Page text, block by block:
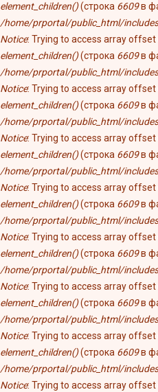
element_children()(строка 6609в
/home/prportal/public_html/
Notice: Trying to access array
element_children()(строка 6609в
/home/prportal/public_html/
Notice: Trying to access array
element_children()(строка 6609в
/home/prportal/public_html/
Notice: Trying to access array
element_children()(строка 6609в
/home/prportal/public_html/
Notice: Trying to access array
element_children()(строка 6609в
/home/prportal/public_html/
Notice: Trying to access array
element_children()(строка 6609в
/home/prportal/public_html/
Notice: Trying to access array
element_children()(строка 6609в
/home/prportal/public_html/
Notice: Trying to access array
element_children()(строка 6609в
/home/prportal/public_html/
Notice: Trying to access array